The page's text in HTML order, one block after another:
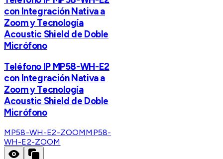
con Integración Nativa a
Zoom y Tecnología
Acoustic Shield de Doble
Micrófono
Teléfono IP MP58-WH-E2
con Integración Nativa a
Zoom y Tecnología
Acoustic Shield de Doble
Micrófono
MP58-WH-E2-ZOOMMP58-
WH-E2-ZOOM